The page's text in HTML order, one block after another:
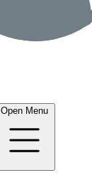
Open Menu